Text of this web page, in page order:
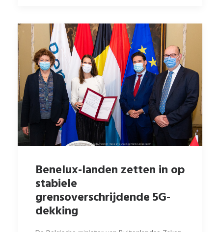
Benelux-landen zetten in op
stabiele
grensoverschrijdende 5G-
dekking